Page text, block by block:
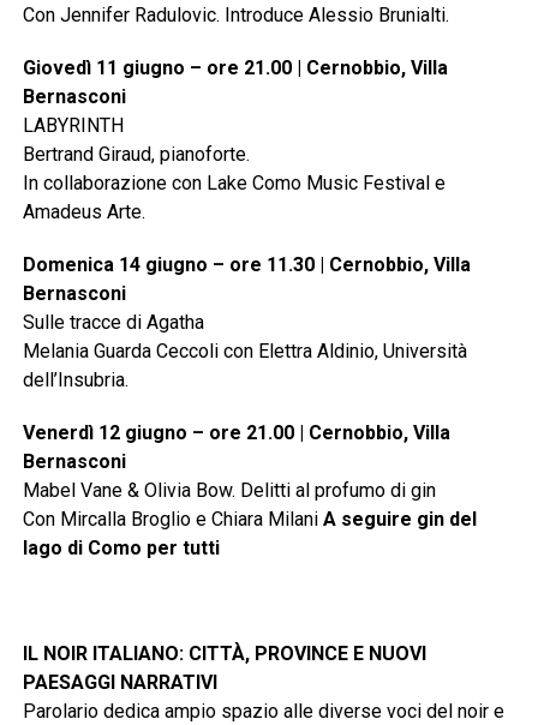
Con Jennifer Radulovic. Introduce Alessio Brunialti.
Giovedì 11 giugno – ore 21.00 | Cernobbio, Villa
Bernasconi
LABYRINTH
Bertrand Giraud, pianoforte.
In collaborazione con Lake Como Music Festival e
Amadeus Arte.
Domenica 14 giugno – ore 11.30 | Cernobbio, Villa
Bernasconi
Sulle tracce di Agatha
Melania Guarda Ceccoli con Elettra Aldinio, Università
dell’Insubria.
Venerdì 12 giugno – ore 21.00 | Cernobbio, Villa
Bernasconi
Mabel Vane & Olivia Bow. Delitti al profumo di gin
Con Mircalla Broglio e Chiara Milani A seguire gin del
lago di Como per tutti
IL NOIR ITALIANO: CITTÀ, PROVINCE E NUOVI
PAESAGGI NARRATIVI
Parolario dedica ampio spazio alle diverse voci del noir e